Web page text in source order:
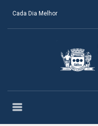
Cada Dia Melhor